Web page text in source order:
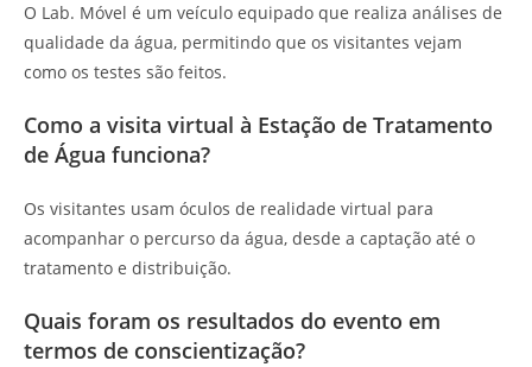
O Lab. Móvel é um veículo equipado que realiza análises de
qualidade da água, permitindo que os visitantes vejam
como os testes são feitos.
Como a visita virtual à Estação de Tratamento
de Água funciona?
Os visitantes usam óculos de realidade virtual para
acompanhar o percurso da água, desde a captação até o
tratamento e distribuição.
Quais foram os resultados do evento em
termos de conscientização?